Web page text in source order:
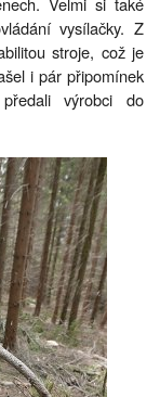
vysílačky. Z
stroje, což je
i pár připomínek
výrobci do